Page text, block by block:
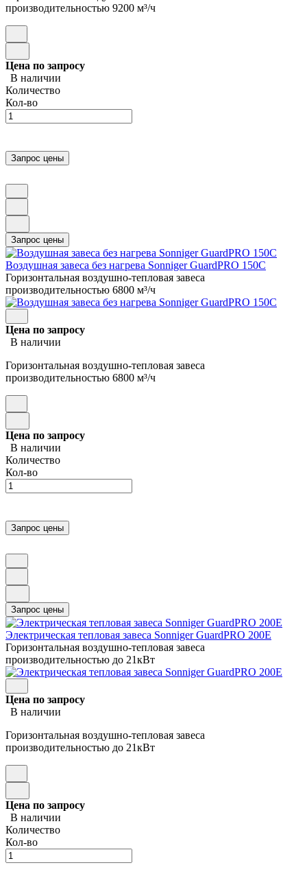
производительностью 9200 м³/ч
Цена по запросу
В наличии
Количество
Кол-во
Воздушная завеса без нагрева Sonniger GuardPRO 150C
Горизонтальная воздушно-тепловая завеса
производительностью 6800 м³/ч
Цена по запросу
В наличии
Горизонтальная воздушно-тепловая завеса
производительностью 6800 м³/ч
Цена по запросу
В наличии
Количество
Кол-во
Электрическая тепловая завеса Sonniger GuardPRO 200E
Горизонтальная воздушно-тепловая завеса
производительностью до 21кВт
Цена по запросу
В наличии
Горизонтальная воздушно-тепловая завеса
производительностью до 21кВт
Цена по запросу
В наличии
Количество
Кол-во